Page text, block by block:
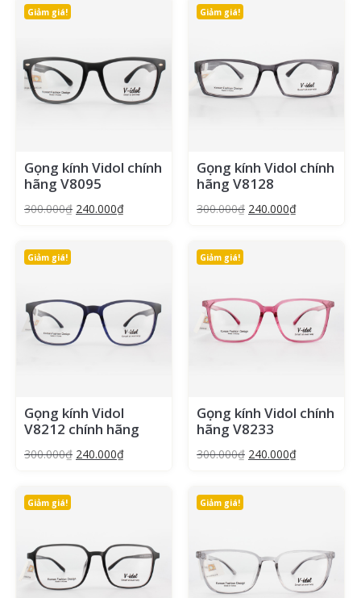
Giảm giá!
Gọng kính Vidol chính
hãng V8095
300.000₫ 240.000₫
Giảm giá!
Gọng kính Vidol chính
hãng V8128
300.000₫ 240.000₫
Giảm giá!
Gọng kính Vidol
V8212 chính hãng
300.000₫ 240.000₫
Giảm giá!
Gọng kính Vidol chính
hãng V8233
300.000₫ 240.000₫
Giảm giá! Giảm giá!